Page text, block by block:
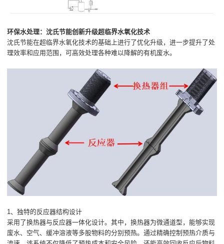
环保水处理：沈氏节能创新升级超临界水氧化技术
沈氏节能在超临界水氧化技术的基础上进行了优化升级，进一步提升了处
理效率和应用范围，可高效处理各种难以降解的有机废水。
1、独特的反应器结构设计
采用了换热器与反应器一体化设计。其中，换热器为微通道型，能够实现
废水、空气、缓冲溶液等多股物料的分别预热。通过精确控制预热介质与